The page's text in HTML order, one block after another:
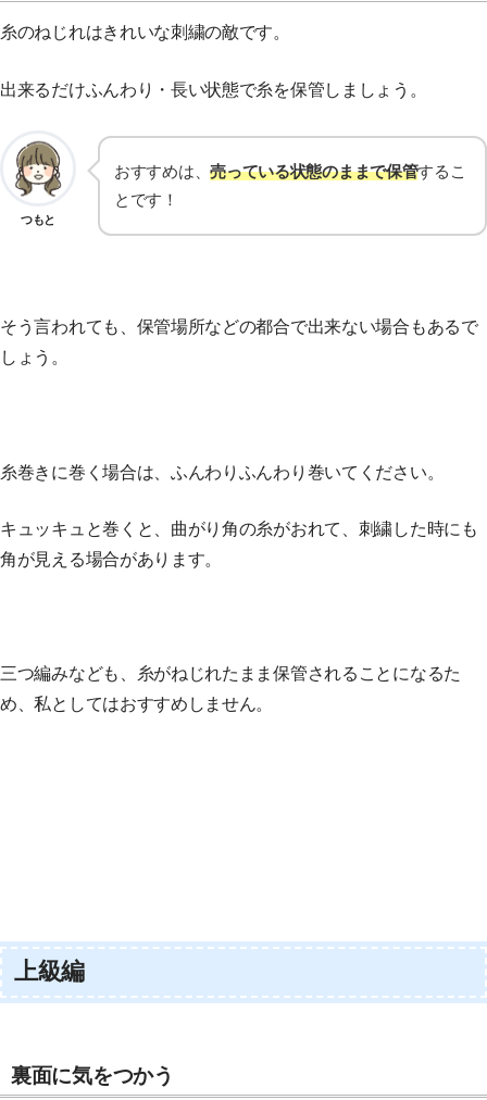
糸のねじれはきれいな刺繍の敵です。
出来るだけふんわり・長い状態で糸を保管しましょう。
つもと
おすすめは、売っている状態のままで保管するこ
とです！
そう言われても、保管場所などの都合で出来ない場合もあるで
しょう。
糸巻きに巻く場合は、ふんわりふんわり巻いてください。
キュッキュと巻くと、曲がり角の糸がおれて、刺繍した時にも
角が見える場合があります。
三つ編みなども、糸がねじれたまま保管されることになるた
め、私としてはおすすめしません。
上級編
裏面に気をつかう